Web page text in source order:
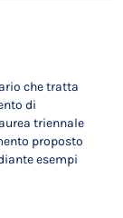
che tratta
di
triennale
proposto
esempi